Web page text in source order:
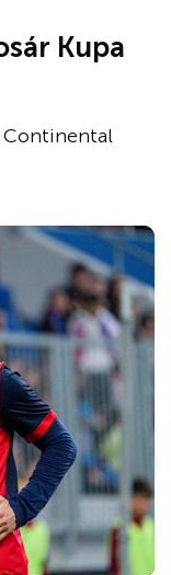
Kupa
Continental